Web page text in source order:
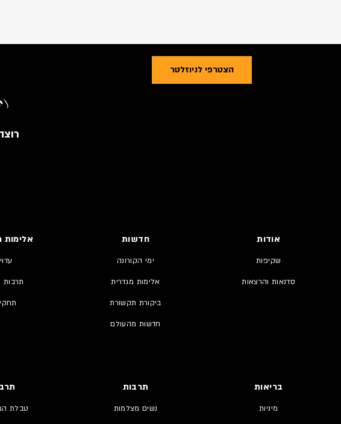
הצטרפי לניוזלטר
אודות
שקיפות
סדנאות והרצאות
חדשות
ימי הקורונה
אלימות מגדרית
ביקורת תקשורת
חדשות מהעולם
אלימות
תרבות
בריאות
מיניות
תרבות
נשים מצלמות טבלת